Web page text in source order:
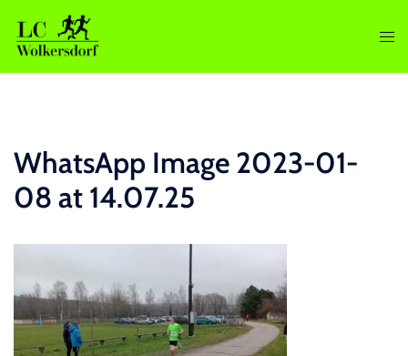
Inhalt
springen
WhatsApp Image 2023-01-
08 at 14.07.25